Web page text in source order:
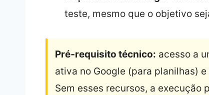
teste, mesmo que o objetivo
Pré‑requisito técnico: acesso a
ativa no Google (para planilhas)
Sem esses recursos, a execução